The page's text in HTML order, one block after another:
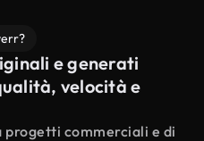
e generati
velocità e
progetti commerciali e di